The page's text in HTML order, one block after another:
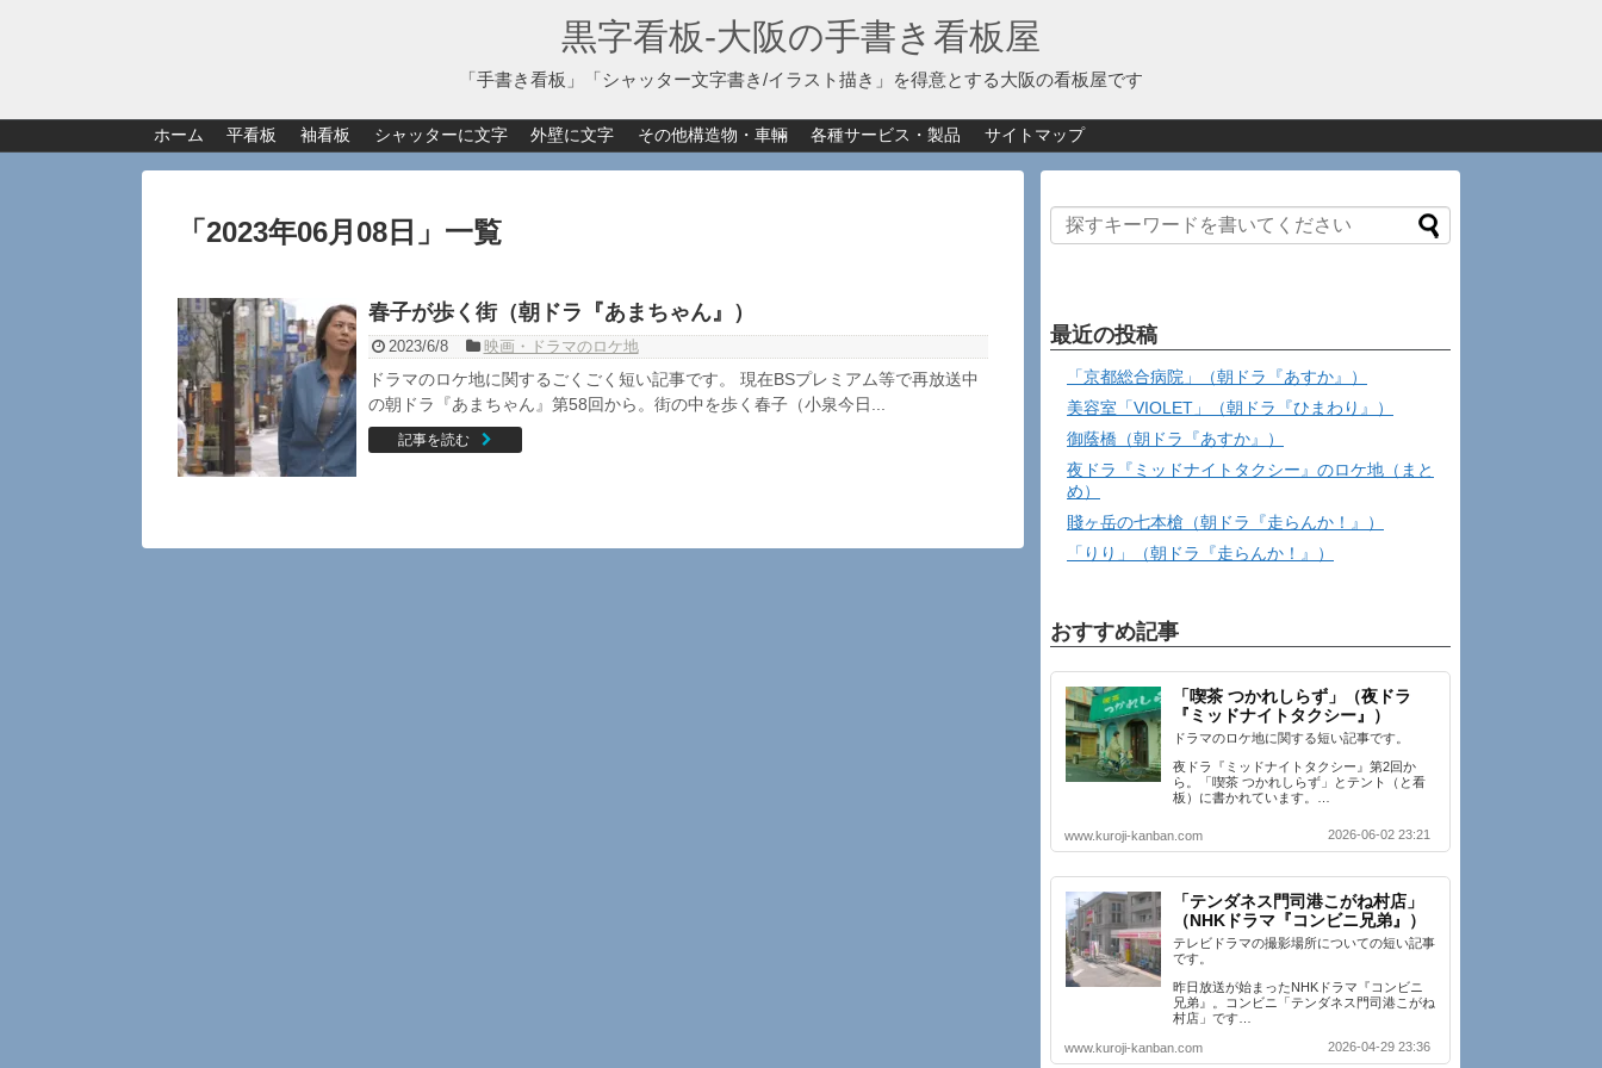
黒字看板‐大阪の手書き看板屋
「手書き看板」「シャッター文字書き/イラスト描き」を得意とする大阪の看板屋です
ホーム 平看板 袖看板 シャッターに文字 外壁に文字 その他構造物・車輛 各種サービス・製品 サイトマップ
「 2023年06月08日 」 一覧
春子が歩く街（朝ドラ『あまちゃん』）
2023/6/8 映画・ドラマのロケ地
ドラマのロケ地に関するごくごく短い記事です。 現在BSプレミアム等で再放送中
の朝ドラ『あまちゃん』第58回から。街の中を歩く春子（小泉今日...
記事を読む
最近の投稿
「京都総合病院」（朝ドラ『あすか』）
美容室「VIOLET」（朝ドラ『ひまわり』）
御蔭橋（朝ドラ『あすか』）
夜ドラ『ミッドナイトタクシー』のロケ地（まと
め）
賤ヶ岳の七本槍（朝ドラ『走らんか！』）
「りり」（朝ドラ『走らんか！』）
おすすめ記事
「喫茶 つかれしらず」（夜ドラ
『ミッドナイトタクシー』）
ドラマのロケ地に関する短い記事です。
夜ドラ『ミッドナイトタクシー』第2回か
ら。「喫茶 つかれしらず」とテント（と看
板）に書かれています。…
www.kuroji-kanban.com 2026-06-02 23:21
「テンダネス門司港こがね村店」
（NHKドラマ『コンビニ兄弟』）
テレビドラマの撮影場所についての短い記事
です。
昨日放送が始まったNHKドラマ『コンビニ
兄弟』。コンビニ「テンダネス門司港こがね
村店」です…
www.kuroji-kanban.com 2026-04-29 23:36